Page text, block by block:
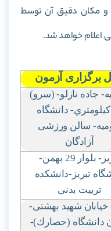
و مکان دقیق آن توسط
اعلام خواهد شد.
برگزاری آزمون
جاده نازلو- (سرو)
11 کیلومتري- دانشگاه
سالن ورزشی
آزادگان
تبریز- بلوار 29 بهمن-
تبریز-دانشکده
تربیت بدنی
شهید بهشتی-
دانشگاه (حصارك)-